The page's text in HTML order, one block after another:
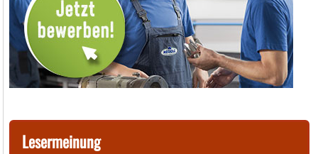
Lesermeinung